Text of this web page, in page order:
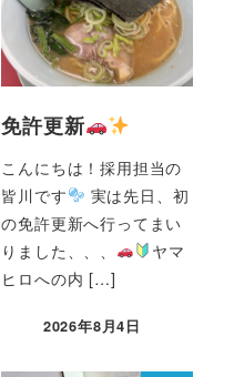
免許更新
こんにちは！採用担当の
皆川です
実は先日、初
の免許更新へ行ってまい
りました、、、
ヤマ
ヒロへの内 […]
2026年8月4日